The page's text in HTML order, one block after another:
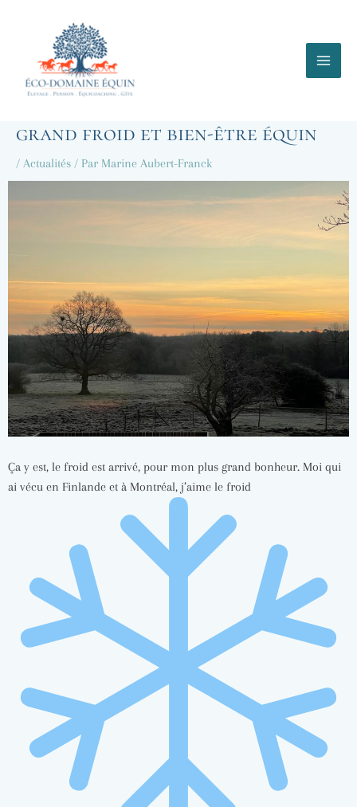
grand froid et bien-être équin
/ Actualités / Par Marine Aubert-Franck
Ça y est, le froid est arrivé, pour mon plus grand bonheur. Moi qui
ai vécu en Finlande et à Montréal, j’aime le froid